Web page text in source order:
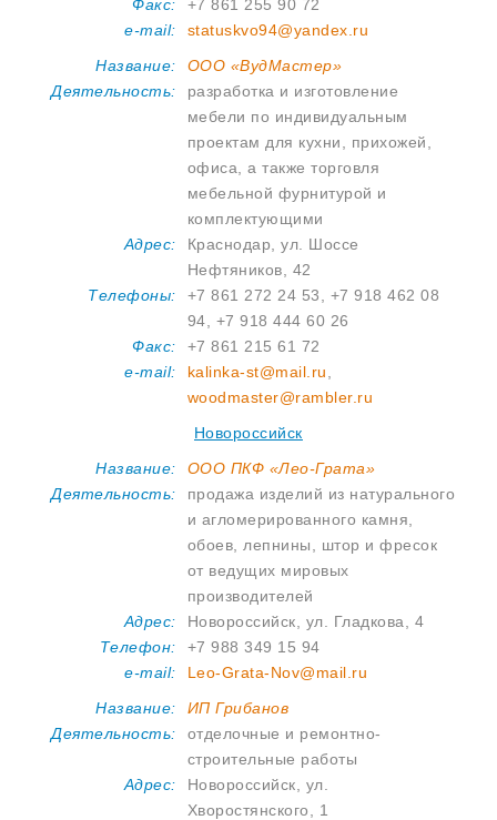
Факс:
+7 861 255 90 72
e-mail:
statuskvo94@yandex.ru
Название:
ООО «ВудМастер»
Деятельность:
разработка и изготовление
мебели по индивидуальным
проектам для кухни, прихожей,
офиса, а также торговля
мебельной фурнитурой и
комплектующими
Адрес:
Краснодар, ул. Шоссе
Нефтяников, 42
Телефоны:
+7 861 272 24 53, +7 918 462 08
94, +7 918 444 60 26
Факс:
+7 861 215 61 72
e-mail:
kalinka-st@mail.ru
woodmaster@rambler.ru
Новороссийск
Название:
ООО ПКФ «Лео-Грата»
Деятельность:
продажа изделий из натурального
и агломерированного камня,
обоев, лепнины, штор и фресок
от ведущих мировых
производителей
Адрес:
Новороссийск, ул. Гладкова, 4
Телефон:
+7 988 349 15 94
e-mail:
Leo-Grata-Nov@mail.ru
Название:
ИП Грибанов
Деятельность:
отделочные и ремонтно-
строительные работы
Адрес:
Новороссийск, ул.
Хворостянского, 1